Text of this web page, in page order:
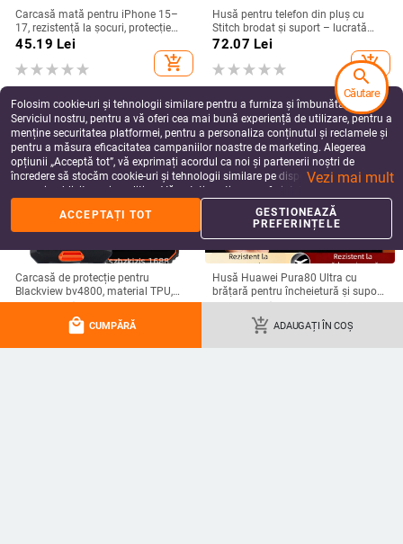
local_mall CUMPĂRĂ add_shopping_cart ADAUGAȚI ÎN COȘ
Carcasă mată pentru iPhone 15–
17, rezistență la șocuri, protecție
pentru obiectiv, prindere magnetică,
45.19 Lei
add_shopping_cart
Husă pentru telefon din pluș cu
Stitch brodat și suport – lucrată
manual, stil desen animat drăguț,
protecție anti-cădere, pentru seria
iPhone 11–17
72.07 Lei
add_shopping_cart
Carcasă de protecție pentru
Blackview bv4800, material TPU,
realizată manual, personalizabilă
49.75Lei
Husă Huawei Pura80 Ultra cu
brățară pentru încheietură și suport
rotativ — textură piele Napa
electroplacată
99.03Lei
Folosim cookie-uri și tehnologii similare pentru a furniza și îmbunătăți
Serviciul nostru, pentru a vă oferi cea mai bună experiență de utilizare, pentru a
menține securitatea platformei, pentru a personaliza conținutul și reclamele și
pentru a măsura eficacitatea campaniilor noastre de marketing. Alegerea
opțiunii „Acceptă tot”, vă exprimați acordul ca noi și partenerii noștri de
încredere să stocăm cookie-uri și tehnologii similare pe dispozitivul dvs. în
scopuri publicitare și analitice. Vă puteți gestiona preferințele în orice moment
făcând clic pe „Gestionează preferințele”. Pentru mai multe informații, vă
rugăm să consultațiPolitica noastră de confidențialitate.
Vezi mai mult
ACCEPTAȚI TOT
GESTIONEAZĂ
PREFERINȚELE
search
Căutare